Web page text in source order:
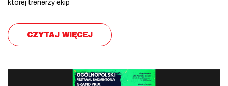
której trenerzy ekip
CZYTAJ WIĘCEJ